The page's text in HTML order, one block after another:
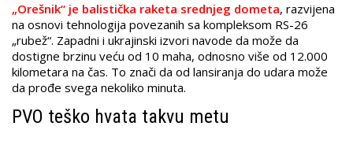
„Orešnik“ je balistička raketa srednjeg dometa, razvijena
na osnovi tehnologija povezanih sa kompleksom RS-26
„rubež“. Zapadni i ukrajinski izvori navode da može da
dostigne brzinu veću od 10 maha, odnosno više od 12.000
kilometara na čas. To znači da od lansiranja do udara može
da prođe svega nekoliko minuta.
PVO teško hvata takvu metu